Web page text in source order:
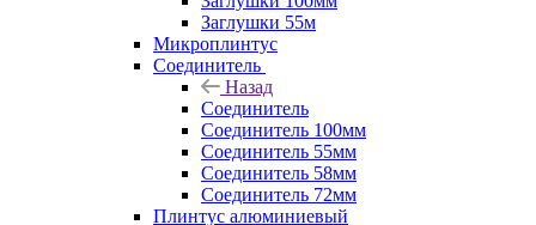
Заглушки 55м
Микроплинтус
Соединитель
Назад
Соединитель
Соединитель 100мм
Соединитель 55мм
Соединитель 58мм
Соединитель 72мм
Плинтус алюминиевый